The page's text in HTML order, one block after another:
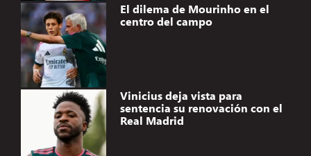
El dilema de Mourinho en el
centro del campo
Vinicius deja vista para
sentencia su renovación con el
Real Madrid